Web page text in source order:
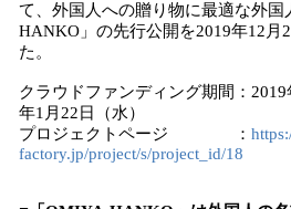
て、外国人への贈り物に最適な外
HANKO」の先行公開を2019年12月
た。
クラウドファンディング期間：
年1月22日（水）
プロジェクトページ ：
factory.jp/project/s/project_id/18